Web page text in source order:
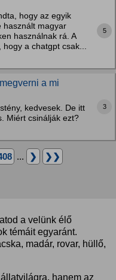
hogy az egyik
használt magyar
használnak rá. A
a chatgpt csak...
5
a mi
kedvesek. De itt
Miért csinálják ezt?
3
... ❯ ❯❯
a velünk élő
témáit egyaránt.
madár, rovar, hüllő,
hanem az